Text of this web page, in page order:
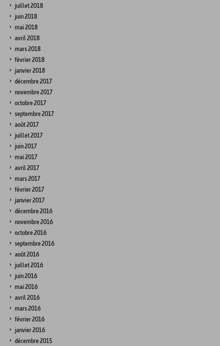
juillet 2018
juin 2018
mai 2018
avril 2018
mars 2018
février 2018
janvier 2018
décembre 2017
novembre 2017
octobre 2017
septembre 2017
août 2017
juillet 2017
juin 2017
mai 2017
avril 2017
mars 2017
février 2017
janvier 2017
décembre 2016
novembre 2016
octobre 2016
septembre 2016
août 2016
juillet 2016
juin 2016
mai 2016
avril 2016
mars 2016
février 2016
janvier 2016
décembre 2015